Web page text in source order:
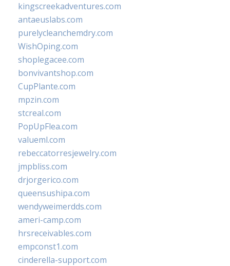
kingscreekadventures.com
antaeuslabs.com
purelycleanchemdry.com
WishOping.com
shoplegacee.com
bonvivantshop.com
CupPlante.com
mpzin.com
stcreal.com
PopUpFlea.com
valueml.com
rebeccatorresjewelry.com
jmpbliss.com
drjorgerico.com
queensushipa.com
wendyweimerdds.com
ameri-camp.com
hrsreceivables.com
empconst1.com
cinderella-support.com